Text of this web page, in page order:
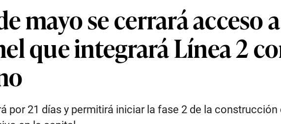
mayo se cerrará acceso
que integrará Línea 2
por 21 días y permitirá iniciar la fase 2 de la